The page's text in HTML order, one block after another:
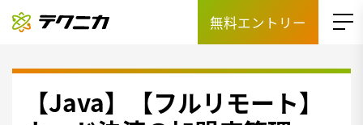
無料エントリー
【Java】【フルリモート】